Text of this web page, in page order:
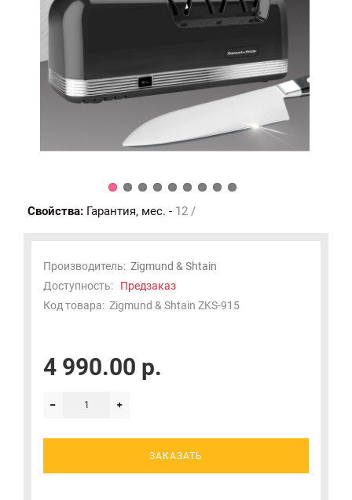
Свойства: Гарантия, мес. - 12 /
Производитель: Zigmund & Shtain
Доступность: Предзаказ
Код товара: Zigmund & Shtain ZKS-915
4 990.00 р.
ЗАКАЗАТЬ